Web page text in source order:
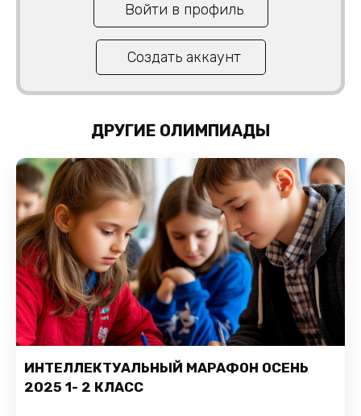
Войти в профиль
Создать аккаунт
ДРУГИЕ ОЛИМПИАДЫ
ИНТЕЛЛЕКТУАЛЬНЫЙ МАРАФОН ОСЕНЬ
2025 1- 2 КЛАСС